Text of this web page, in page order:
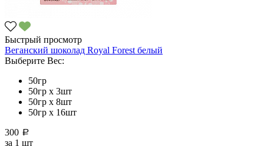
Быстрый просмотр
Веганский шоколад Royal Forest белый
Выберите Вес:
50гр
50гр х 3шт
50гр х 8шт
50гр х 16шт
300 a
за 1 шт